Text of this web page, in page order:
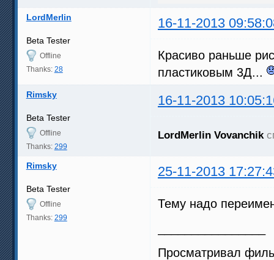
LordMerlin 16-11-2013
Beta Tester
Offline
Thanks: 28
Красиво раньше
пластиковым 3Д...
Rimsky 16-11-2013
Beta Tester
Offline
Thanks: 299
LordMerlin Vovanchik
Rimsky 25-11-2013
Beta Tester
Offline
Thanks: 299
Тему надо
Просматривал